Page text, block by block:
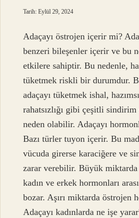
Tarih: Eylül 29, 2024
Adaçayı östrojen içerir mi?
benzeri bileşenler içerir ve bu
etkilere sahiptir. Bu nedenle,
tüketmek riskli bir durumdur.
adaçayı tüketmek ishal,
rahatsızlığı gibi çeşitli sindirim
neden olabilir. Adaçayı
Bazı türler tuyon içerir. Bu
vücuda girerse karaciğere ve
zarar verebilir. Büyük miktarda
kadın ve erkek hormonları
bozar. Aşırı miktarda östrojen
Adaçayı kadınlarda ne işe